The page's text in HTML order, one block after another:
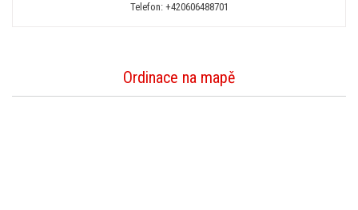
Telefon: +420606488701
Ordinace na mapě